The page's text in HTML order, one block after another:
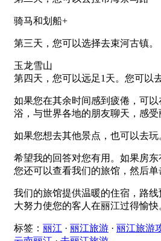
骑马和划船+
第三天，您可以选择去束河古镇。
玉龙雪山
第四天，您可以远足1天。您可以去
如果您在其余时间感到疲倦，可
浴，与世界各地的朋友聊天，感受
如果您想去其他景点，也可以去玩
希望我的回答对您有用。如果房东
您还可以查看我们的旅馆，然后单
我们的旅馆提供温暖的住宿，路
大努力使您的客人在丽江过得愉快
标签： 丽江 · 丽江旅游 · 丽江旅游